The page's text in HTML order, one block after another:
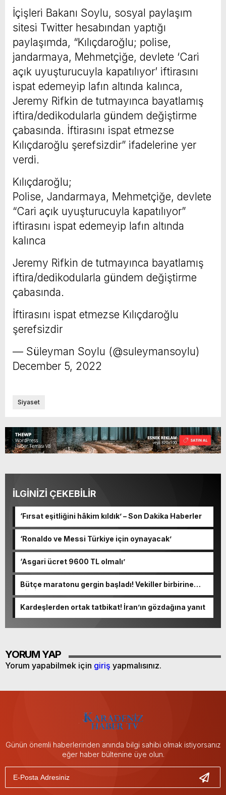
İçişleri Bakanı Soylu, sosyal paylaşım
sitesi Twitter hesabından yaptığı
paylaşımda, “Kılıçdaroğlu; polise,
jandarmaya, Mehmetçiğe, devlete ‘Cari
açık uyuşturucuyla kapatılıyor’ iftirasını
ispat edemeyip lafın altında kalınca,
Jeremy Rifkin de tutmayınca bayatlamış
iftira/dedikodularla gündem değiştirme
çabasında. İftirasını ispat etmezse
Kılıçdaroğlu şerefsizdir” ifadelerine yer
verdi.
Kılıçdaroğlu;
Polise, Jandarmaya, Mehmetçiğe, devlete
“Cari açık uyuşturucuyla kapatılıyor”
iftirasını ispat edemeyip lafın altında
kalınca
Jeremy Rifkin de tutmayınca bayatlamış
iftira/dedikodularla gündem değiştirme
çabasında.
İftirasını ispat etmezse Kılıçdaroğlu
şerefsizdir
— Süleyman Soylu (@suleymansoylu)
December 5, 2022
Siyaset
İLGİNİZİ ÇEKEBİLİR
‘Fırsat eşitliğini hâkim kıldık’ – Son Dakika Haberler
‘Ronaldo ve Messi Türkiye için oynayacak’
‘Asgari ücret 9600 TL olmalı’
Bütçe maratonu gergin başladı! Vekiller birbirine
girdi
Kardeşlerden ortak tatbikat! İran’ın gözdağına yanıt
YORUM YAP
Yorum yapabilmek için giriş yapmalısınız.
Günün önemli haberlerinden anında bilgi sahibi olmak istiyorsanız
eğer haber bültenine üye olun.